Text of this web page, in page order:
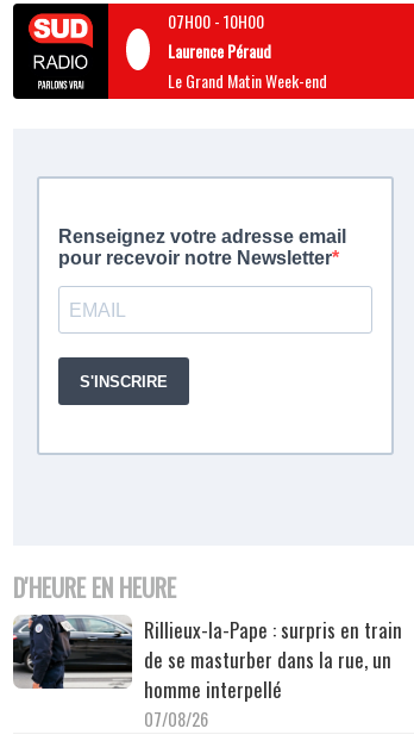
07H00-10H00
Laurence Péraud
Le Grand Matin Week-end
D'HEURE EN HEURE
Rillieux-la-Pape : surpris en train
de se masturber dans la rue, un
homme interpellé
07/08/26